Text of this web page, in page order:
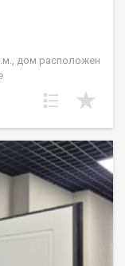
дом расположен
девяти этажном
отделка от